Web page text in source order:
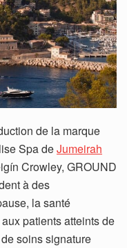
de la marque
Spa deJumeirah
Crowley, GROUND
à des
la santé
patients atteints de
soins signature